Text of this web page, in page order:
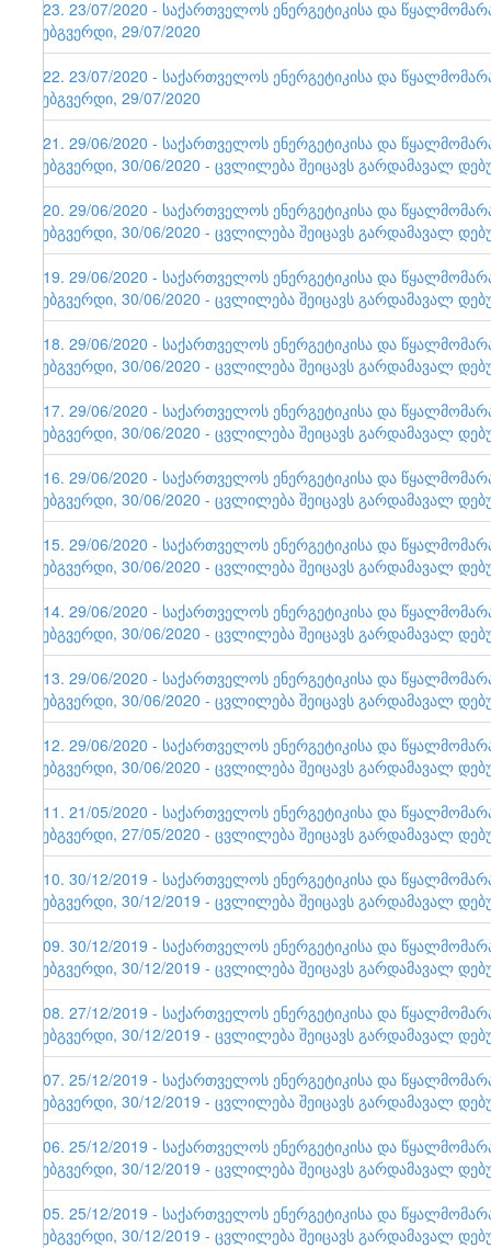
123. 23/07/2020 - საქართველოს ენერგეტიკისა და
ვებგვერდი, 29/07/2020
122. 23/07/2020 - საქართველოს ენერგეტიკისა და
ვებგვერდი, 29/07/2020
121. 29/06/2020 - საქართველოს ენერგეტიკისა და
ვებგვერდი, 30/06/2020 - ცვლილება შეიცავს გარდამავალ
120. 29/06/2020 - საქართველოს ენერგეტიკისა და
ვებგვერდი, 30/06/2020 - ცვლილება შეიცავს გარდამავალ
119. 29/06/2020 - საქართველოს ენერგეტიკისა და
ვებგვერდი, 30/06/2020 - ცვლილება შეიცავს გარდამავალ
118. 29/06/2020 - საქართველოს ენერგეტიკისა და
ვებგვერდი, 30/06/2020 - ცვლილება შეიცავს გარდამავალ
117. 29/06/2020 - საქართველოს ენერგეტიკისა და
ვებგვერდი, 30/06/2020 - ცვლილება შეიცავს გარდამავალ
116. 29/06/2020 - საქართველოს ენერგეტიკისა და
ვებგვერდი, 30/06/2020 - ცვლილება შეიცავს გარდამავალ
115. 29/06/2020 - საქართველოს ენერგეტიკისა და
ვებგვერდი, 30/06/2020 - ცვლილება შეიცავს გარდამავალ
114. 29/06/2020 - საქართველოს ენერგეტიკისა და
ვებგვერდი, 30/06/2020 - ცვლილება შეიცავს გარდამავალ
113. 29/06/2020 - საქართველოს ენერგეტიკისა და
ვებგვერდი, 30/06/2020 - ცვლილება შეიცავს გარდამავალ
112. 29/06/2020 - საქართველოს ენერგეტიკისა და
ვებგვერდი, 30/06/2020 - ცვლილება შეიცავს გარდამავალ
111. 21/05/2020 - საქართველოს ენერგეტიკისა და
ვებგვერდი, 27/05/2020 - ცვლილება შეიცავს გარდამავალ
110. 30/12/2019 - საქართველოს ენერგეტიკისა და
ვებგვერდი, 30/12/2019 - ცვლილება შეიცავს გარდამავალ
109. 30/12/2019 - საქართველოს ენერგეტიკისა და
ვებგვერდი, 30/12/2019 - ცვლილება შეიცავს გარდამავალ
108. 27/12/2019 - საქართველოს ენერგეტიკისა და
ვებგვერდი, 30/12/2019 - ცვლილება შეიცავს გარდამავალ
107. 25/12/2019 - საქართველოს ენერგეტიკისა და
ვებგვერდი, 30/12/2019 - ცვლილება შეიცავს გარდამავალ
106. 25/12/2019 - საქართველოს ენერგეტიკისა და
ვებგვერდი, 30/12/2019 - ცვლილება შეიცავს გარდამავალ
105. 25/12/2019 - საქართველოს ენერგეტიკისა და
ვებგვერდი, 30/12/2019 - ცვლილება შეიცავს გარდამავალ